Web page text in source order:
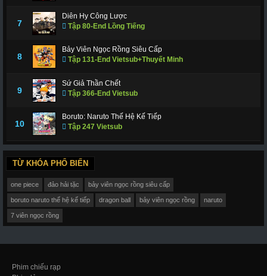
7
Diên Hy Công Lược
Tập 80-End Lồng Tiếng
8
Bảy Viên Ngọc Rồng Siêu Cấp
Tập 131-End Vietsub+Thuyết Minh
9
Sứ Giả Thần Chết
Tập 366-End Vietsub
10
Boruto: Naruto Thế Hệ Kế Tiếp
Tập 247 Vietsub
TỪ KHÓA PHỔ BIẾN
one piece đảo hải tặc bảy viên ngọc rồng siêu cấp
boruto naruto thế hệ kế tiếp dragon ball bảy viên ngọc rồng naruto
7 viên ngọc rồng
Phim chiếu rạp